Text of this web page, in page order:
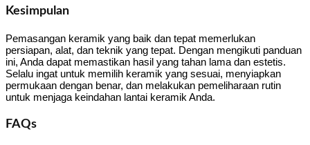
Kesimpulan
Pemasangan keramik yang baik dan tepat memerlukan
persiapan, alat, dan teknik yang tepat. Dengan mengikuti panduan
ini, Anda dapat memastikan hasil yang tahan lama dan estetis.
Selalu ingat untuk memilih keramik yang sesuai, menyiapkan
permukaan dengan benar, dan melakukan pemeliharaan rutin
untuk menjaga keindahan lantai keramik Anda.
FAQs